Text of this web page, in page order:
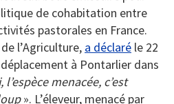
de cohabitation entre
pastorales en France.
l’Agriculture, a déclaré le 22
à Pontarlier dans
l’espèce menacée, c’est
». L’éleveur, menacé par